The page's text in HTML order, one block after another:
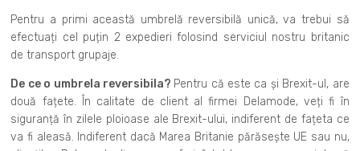
Pentru a primi această umbrelă reversibilă unică, va trebui să
efectuați cel puțin 2 expedieri folosind serviciul nostru britanic
de transport grupaje.
De ce o umbrela reversibila? Pentru că este ca și Brexit-ul, are
două fațete. În calitate de client al firmei Delamode, veți fi în
siguranță în zilele ploioase ale Brexit-ului, indiferent de fațeta ce
va fi aleasă. Indiferent dacă Marea Britanie părăsește UE sau nu,